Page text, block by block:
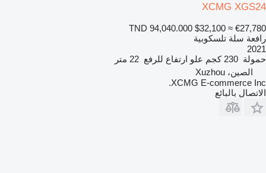
XCMG XGS24
TND 94,040.000 $32,100 ≈ €27,780
رافعة سلة تلسكوبية
2021
حمولة 230 كجم علو ارتفاع للرفع 22 متر
الصين، Xuzhou
XCMG E-commerce Inc.
الاتصال بالبائع